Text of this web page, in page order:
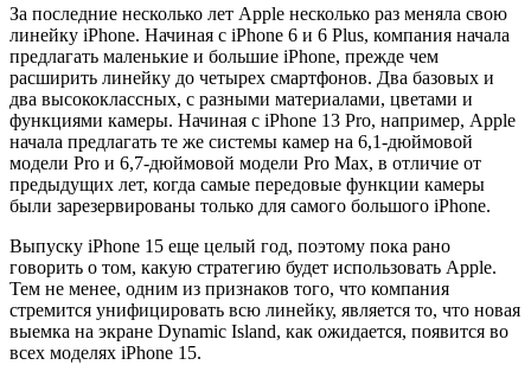
За последние несколько лет Apple несколько раз меняла свою
линейку iPhone. Начиная с iPhone 6 и 6 Plus, компания начала
предлагать маленькие и большие iPhone, прежде чем
расширить линейку до четырех смартфонов. Два базовых и
два высококлассных, с разными материалами, цветами и
функциями камеры. Начиная с iPhone 13 Pro, например, Apple
начала предлагать те же системы камер на 6,1-дюймовой
модели Pro и 6,7-дюймовой модели Pro Max, в отличие от
предыдущих лет, когда самые передовые функции камеры
были зарезервированы только для самого большого iPhone.
Выпуску iPhone 15 еще целый год, поэтому пока рано
говорить о том, какую стратегию будет использовать Apple.
Тем не менее, одним из признаков того, что компания
стремится унифицировать всю линейку, является то, что новая
выемка на экране Dynamic Island, как ожидается, появится во
всех моделях iPhone 15.